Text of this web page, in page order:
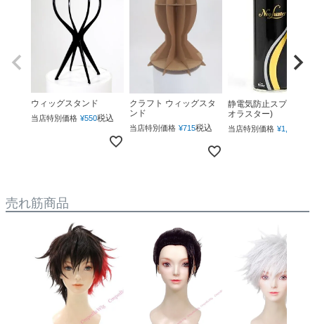
ウィッグスタンド
当店特別価格 ¥550税込
クラフト ウィッグスタ
ンド
当店特別価格 ¥715税込
静電気防止スプレー(ネ
オラスター)
当店特別価格 ¥1,760
売れ筋商品